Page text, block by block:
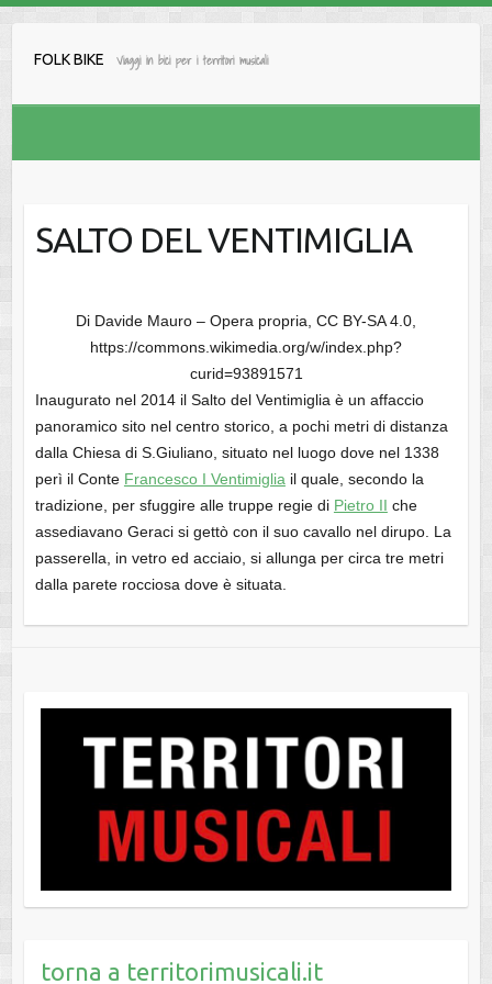
FOLK BIKE Viaggi in bici per i territori musicali
SALTO DEL VENTIMIGLIA
Di Davide Mauro – Opera propria, CC BY-SA 4.0,
https://commons.wikimedia.org/w/index.php?
curid=93891571
Inaugurato nel 2014 il Salto del Ventimiglia è un affaccio
panoramico sito nel centro storico, a pochi metri di distanza
dalla Chiesa di S.Giuliano, situato nel luogo dove nel 1338
perì il Conte Francesco I Ventimiglia il quale, secondo la
tradizione, per sfuggire alle truppe regie di Pietro II che
assediavano Geraci si gettò con il suo cavallo nel dirupo. La
passerella, in vetro ed acciaio, si allunga per circa tre metri
dalla parete rocciosa dove è situata.
torna a territorimusicali.it